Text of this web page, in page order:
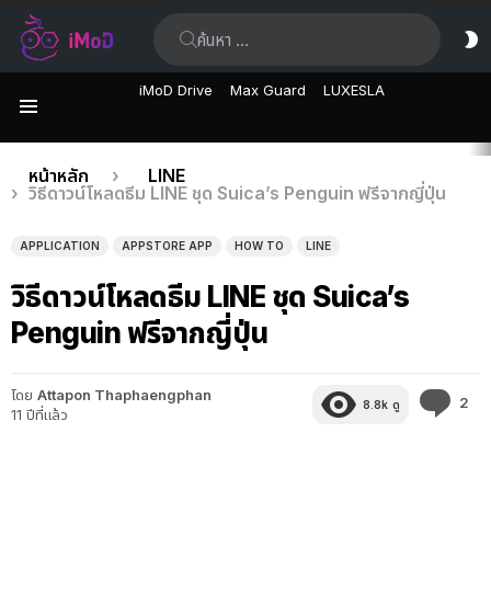
iMoD Drive Max Guard LUXESLA
เรื่อง
ล่าสุด
คุณอยู่ที่นี่:
หน้าหลัก
LINE
วิธีดาวน์โหลดธีม LINE ชุด Suica’s Penguin ฟรีจากญี่ปุ่น
APPLICATION APPSTORE APP HOW TO LINE
วิธีดาวน์โหลดธีม LINE ชุด Suica’s
Penguin ฟรีจากญี่ปุ่น
โดย Attapon Thaphaengphan
11 ปีที่แล้ว
8.8k ดู 2